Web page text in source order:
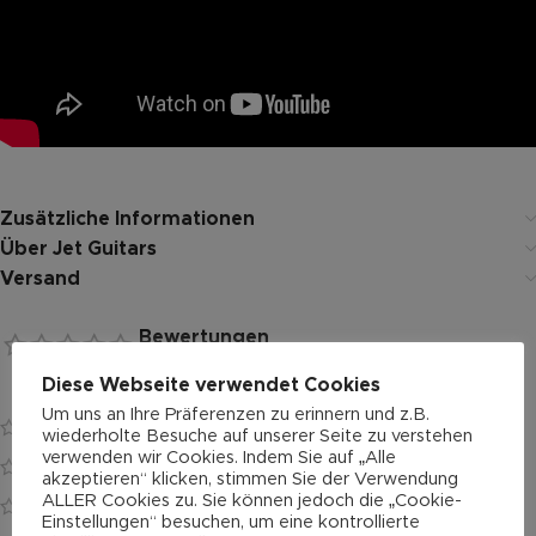
Zusätzliche Informationen
Über Jet Guitars
Versand
0 reviews
0
0
0
Bewertungen
Es gibt noch keine Bewertungen.
Diese Webseite verwendet Cookies
Um uns an Ihre Präferenzen zu erinnern und z.B.
wiederholte Besuche auf unserer Seite zu verstehen
verwenden wir Cookies. Indem Sie auf „Alle
akzeptieren“ klicken, stimmen Sie der Verwendung
ALLER Cookies zu. Sie können jedoch die „Cookie-
Einstellungen“ besuchen, um eine kontrollierte